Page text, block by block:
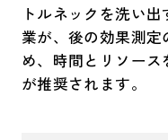
トルネックを洗い
業が、後の効果測
め、時間とリソー
が推奨されます。